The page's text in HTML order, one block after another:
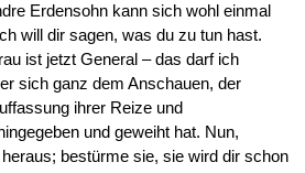
Erdensohn kann sich wohl einmal
will dir sagen, was du zu tun hast.
ist jetzt General – das darf ich
sich ganz dem Anschauen, der
ihrer Reize und
und geweiht hat. Nun,
bestürme sie, sie wird dir schon